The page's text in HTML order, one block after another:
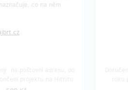
co na něm